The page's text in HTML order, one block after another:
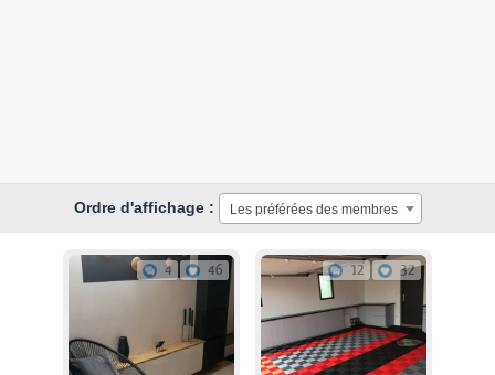
Ordre d'affichage : Les préférées des membres
4 46 12 32